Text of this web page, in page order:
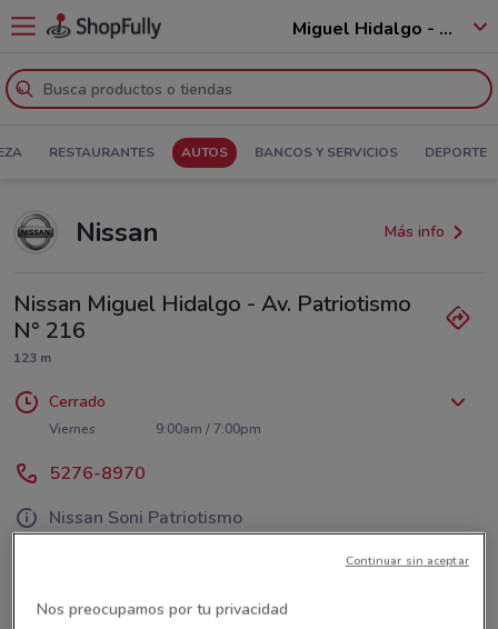
Miguel Hidalgo - 11250
RESTAURANTES AUTOS BANCOS Y SERVICIOS DEPORTE
Nissan Más info
Nissan Miguel Hidalgo - Av. Patriotismo
N° 216
123 m
Cerrado
Viernes 9:00am / 7:00pm
5276-8970
Nissan Soni Patriotismo
Todas las ofertas de esta tienda
Nos preocupamos por tu privacidad
Continuar sin aceptar